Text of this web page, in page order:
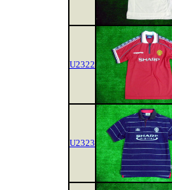
U2322
U2323